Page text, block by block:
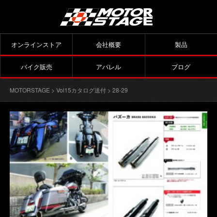
オンラインストア 会社概要 製品
バイク販売 アパレル ブログ
MOTORSTAGE > Vol15カタログ送付 > 28-29